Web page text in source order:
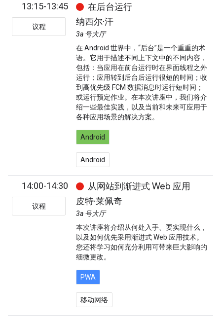
13:15-13:45
议程
在后台运行
纳西尔·汗
3a 号大厅
在 Android 世界中，“后台”是一个重重的术
语。它用于描述不同上下文中的不同内容，
包括：当应用在前台运行时在界面线程之外
运行；应用转到后台后运行很短的时间；收
到高优先级 FCM 数据消息时运行短时间；
或运行预定作业。在本次讲座中，我们将介
绍一些最佳实践，以及当前和未来可应用于
各种应用场景的解决方案。
Android
Android
14:00-14:30
议程
从网站到渐进式 Web 应用
皮特·莱佩奇
3a 号大厅
本次讲座将介绍从何处入手、要实现什么，
以及如何优先采用渐进式 Web 应用技术。
您还将学习如何充分利用可带来巨大影响的
细微更改。
PWA
移动网络